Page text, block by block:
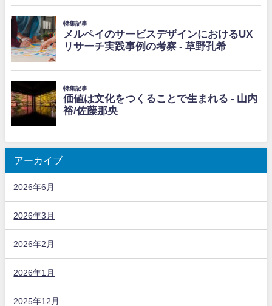
アーカイブ
2026年6月
2026年3月
2026年2月
2026年1月
2025年12月